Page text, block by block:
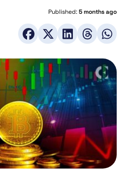
Published:5 months ago